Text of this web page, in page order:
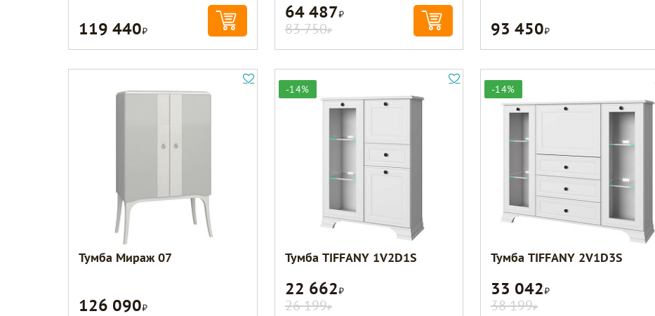
119 440Р
64 487Р
83 750Р 93 450Р
Тумба Мираж 07
126 090Р
-14%
Тумба TIFFANY 1V2D1S
22 662Р
26 199Р
-14%
Тумба TIFFANY 2V1D3S
33 042Р
38 199Р